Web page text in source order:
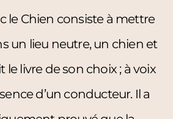
le Chien consiste à mettre
un lieu neutre, un chien et
livre de son choix ; à voix
d’un conducteur. Il a